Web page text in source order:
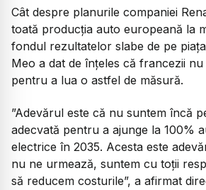
Cât despre planurile companiei
toată producția auto europeană la
fondul rezultatelor slabe de pe
Meo a dat de înțeles că francezii
pentru a lua o astfel de măsură.
”Adevărul este că nu suntem încă
adecvată pentru a ajunge la 100%
electrice în 2035. Acesta este
nu ne urmează, suntem cu toţii
să reducem costurile”, a afirmat